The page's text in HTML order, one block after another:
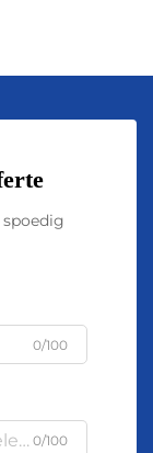
0/100
0/100